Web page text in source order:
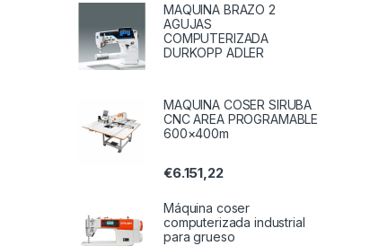
MAQUINA BRAZO 2
AGUJAS
COMPUTERIZADA
DURKOPP ADLER
MAQUINA COSER SIRUBA
CNC AREA PROGRAMABLE
600×400m
€6.151,22
Máquina coser
computerizada industrial
para grueso